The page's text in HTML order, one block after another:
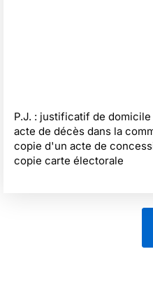
P.J. : justificatif de domicile
acte de décès dans la
copie d'un acte de
copie carte électorale